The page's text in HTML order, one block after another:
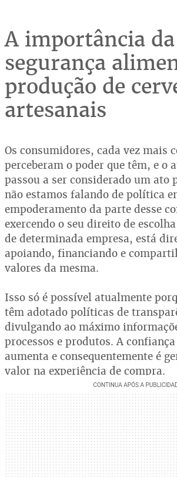
A importância da
segurança
produção de
artesanais
Os consumidores, cada vez mais
perceberam o poder que têm, e o
passou a ser considerado um ato
não estamos falando de política
empoderamento da parte desse
exercendo o seu direito de
de determinada empresa, está
apoiando, financiando e
valores da mesma.
Isso só é possível atualmente
têm adotado políticas de
divulgando ao máximo
processos e produtos. A
aumenta e consequentemente é
valor na experiência de compra.